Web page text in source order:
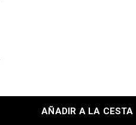
AÑADIR A LA CESTA